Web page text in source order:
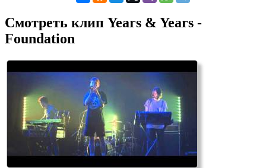
Смотреть клип Years & Years -
Foundation